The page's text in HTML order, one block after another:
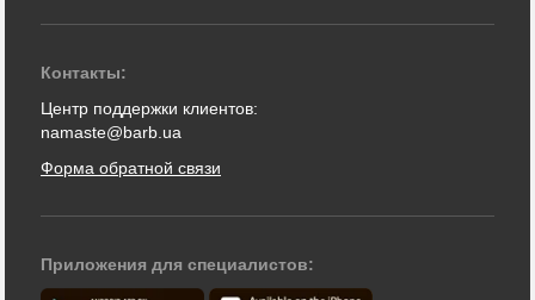
Контакты:
Центр поддержки клиентов:
namaste@barb.ua
Форма обратной связи
Приложения для специалистов: